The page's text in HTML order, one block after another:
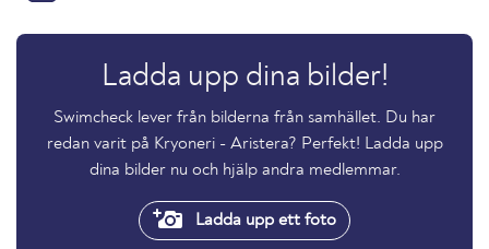
Ladda upp dina bilder!
Swimcheck lever från bilderna från samhället. Du har
redan varit på Kryoneri - Aristera? Perfekt! Ladda upp
dina bilder nu och hjälp andra medlemmar.
Ladda upp ett foto